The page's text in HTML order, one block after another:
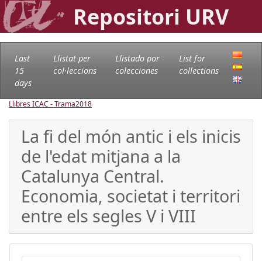
Repositori URV
Last
15
days
Llistat per
col·leccions
Llistado por
colecciones
List for
collections
Llibres ICAC - Trama2018
La fi del món antic i els inicis
de l'edat mitjana a la
Catalunya Central.
Economia, societat i territori
entre els segles V i VIII